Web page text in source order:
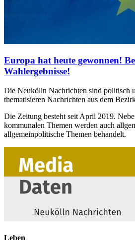
Europa hat heute gewonnen!
Wahlergebnisse!
Die Neukölln Nachrichten sind politisch
thematisieren Nachrichten aus dem
Die Zeitung besteht seit April 2019.
kommunalen Themen werden auch
allgemeinpolitische Themen behandelt.
Leben